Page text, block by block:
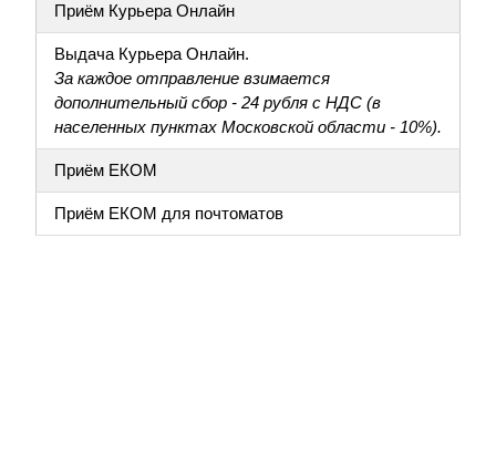
Приём Курьера Онлайн
Выдача Курьера Онлайн.
За каждое отправление взимается
дополнительный сбор - 24 рубля с НДС (в
населенных пунктах Московской области - 10%).
Приём ЕКОМ
Приём ЕКОМ для почтоматов